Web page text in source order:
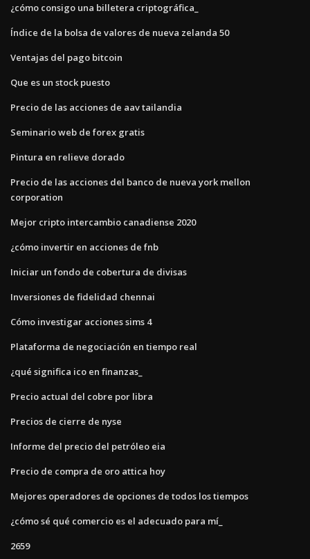
¿cómo consigo una billetera criptográfica_
Índice de la bolsa de valores de nueva zelanda 50
Ventajas del pago bitcoin
Que es un stock puesto
Precio de las acciones de aav tailandia
Seminario web de forex gratis
Pintura en relieve dorado
Precio de las acciones del banco de nueva york mellon
corporation
Mejor cripto intercambio canadiense 2020
¿cómo invertir en acciones de fnb
Iniciar un fondo de cobertura de divisas
Inversiones de fidelidad chennai
Cómo investigar acciones sims 4
Plataforma de negociación en tiempo real
¿qué significa ico en finanzas_
Precio actual del cobre por libra
Precios de cierre de nyse
Informe del precio del petróleo eia
Precio de compra de oro attica hoy
Mejores operadores de opciones de todos los tiempos
¿cómo sé qué comercio es el adecuado para mí_
2659